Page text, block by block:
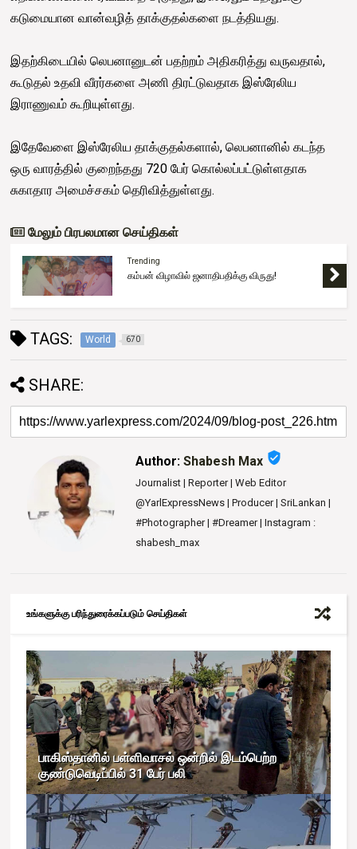
கடுமையான வான்வழித் தாக்குதல்களை நடத்தியது.
இதற்கிடையில் லெபனானுடன் பதற்றம் அதிகரித்து வருவதால்,
கூடுதல் உதவி வீரர்களை அணி திரட்டுவதாக இஸ்ரேலிய
இராணுவம் கூறியுள்ளது.
இதேவேளை இஸ்ரேலிய தாக்குதல்களால், லெபனானில் கடந்த
ஒரு வாரத்தில் குறைந்தது 720 பேர் கொல்லப்பட்டுள்ளதாக
சுகாதார அமைச்சகம் தெரிவித்துள்ளது.
மேலும் பிரபலமான செய்திகள்
Trending
கம்பன் விழாவில் ஜனாதிபதிக்கு விருது!
TAGS: World 670
SHARE:
Author:Shabesh Max verified_user
Journalist | Reporter | Web Editor
@YarlExpressNews | Producer | SriLankan |
#Photographer | #Dreamer | Instagram :
shabesh_max
உங்களுக்கு பரிந்துரைக்கப்படும் செய்திகள்
பாகிஸ்தானில் பள்ளிவாசல் ஒன்றில் இடம்பெற்ற
குண்டுவெடிப்பில் 31 பேர் பலி